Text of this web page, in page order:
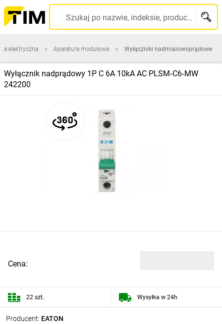
Szukaj po nazwie, indeksie, producencie, kodzie kreskowym...
elektryczna Aparatura modułowa Wyłączniki nadmiarowoprądowe
Wyłącznik nadprądowy 1P C 6A 10kA AC PLSM‑C6‑MW
242200
Producent: EATON
Cena:
22 szt. Wysyłka w 24h